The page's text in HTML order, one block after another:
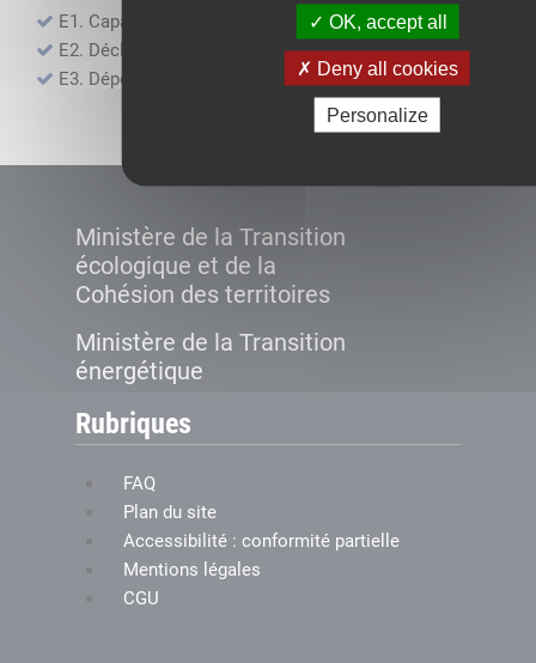
OK, accept all
Deny all cookies
Personalize
E1. Capacité financière
E2. Déclaration de sous-traitance
E3. Dépôt des comptes annuels
Ministère de la Transition
écologique et de la
Cohésion des territoires
Ministère de la Transition
énergétique
Rubriques
FAQ
Plan du site
Accessibilité : conformité partielle
Mentions légales
CGU